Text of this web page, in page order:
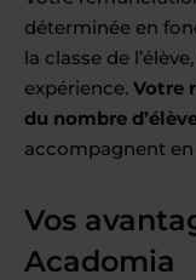
déterminée en
la classe de
expérience. Votre
du nombre
accompagnent
Vos
Acadomia